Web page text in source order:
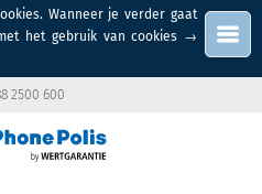
Wanneer je verder gaat
het gebruik van cookies →
2500 600
Menu